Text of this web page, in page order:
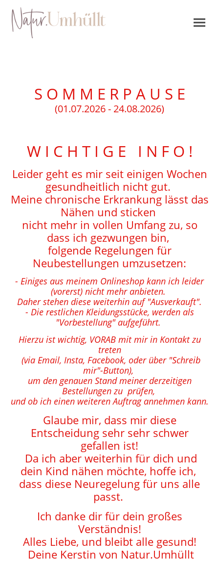
S O M M E R P A U S E
(01.07.2026 - 24.08.2026)
W I C H T I G E I N F O !
Leider geht es mir seit einigen Wochen
gesundheitlich nicht gut.
Meine chronische Erkrankung lässt das
Nähen und sticken
nicht mehr in vollen Umfang zu, so
dass ich gezwungen bin,
folgende Regelungen für
Neubestellungen umzusetzen:
- Einiges aus meinem Onlineshop kann ich leider
(vorerst) nicht mehr anbieten.
Daher stehen diese weiterhin auf "Ausverkauft".
- Die restlichen Kleidungsstücke, werden als
"Vorbestellung" aufgeführt.
Hierzu ist wichtig, VORAB mit mir in Kontakt zu
treten
(via Email, Insta, Facebook, oder über "Schreib
mir"-Button),
um den genauen Stand meiner derzeitigen
Bestellungen zu prüfen,
und ob ich einen weiteren Auftrag annehmen kann.
Glaube mir, dass mir diese
Entscheidung sehr sehr schwer
gefallen ist!
Da ich aber weiterhin für dich und
dein Kind nähen möchte, hoffe ich,
dass diese Neuregelung für uns alle
passt.
Ich danke dir für dein großes
Verständnis!
Alles Liebe, und bleibt alle gesund!
Deine Kerstin von Natur.Umhüllt